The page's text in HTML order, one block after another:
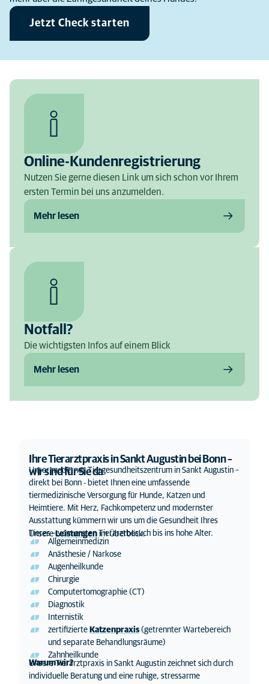
Jetzt Check starten
Online-Kundenregistrierung
Nutzen Sie gerne diesen Link um sich schon vor Ihrem
ersten Termin bei uns anzumelden.
Mehr lesen
Notfall?
Die wichtigsten Infos auf einem Blick
Mehr lesen
Ihre Tierarztpraxis in Sankt Augustin bei Bonn –
wir sind für Sie da
Unser modernes Tiergesundheitszentrum in Sankt Augustin –
direkt bei Bonn - bietet Ihnen eine umfassende
tiermedizinische Versorgung für Hunde, Katzen und
Heimtiere. Mit Herz, Fachkompetenz und modernster
Ausstattung kümmern wir uns um die Gesundheit Ihres
Tieres – vom ersten Tierarztbesuch bis ins hohe Alter.
UnsereLeistungen im Überblick:
Allgemeinmedizin
Anästhesie / Narkose
Augenheilkunde
Chirurgie
Computertomographie (CT)
Diagnostik
Internistik
zertifizierte Katzenpraxis(getrennter Wartebereich
und separate Behandlungsräume)
Zahnheilkunde
Warum wir?
Unsere Tierarztpraxis in Sankt Augustin zeichnet sich durch
individuelle Beratung und eine ruhige, stressarme